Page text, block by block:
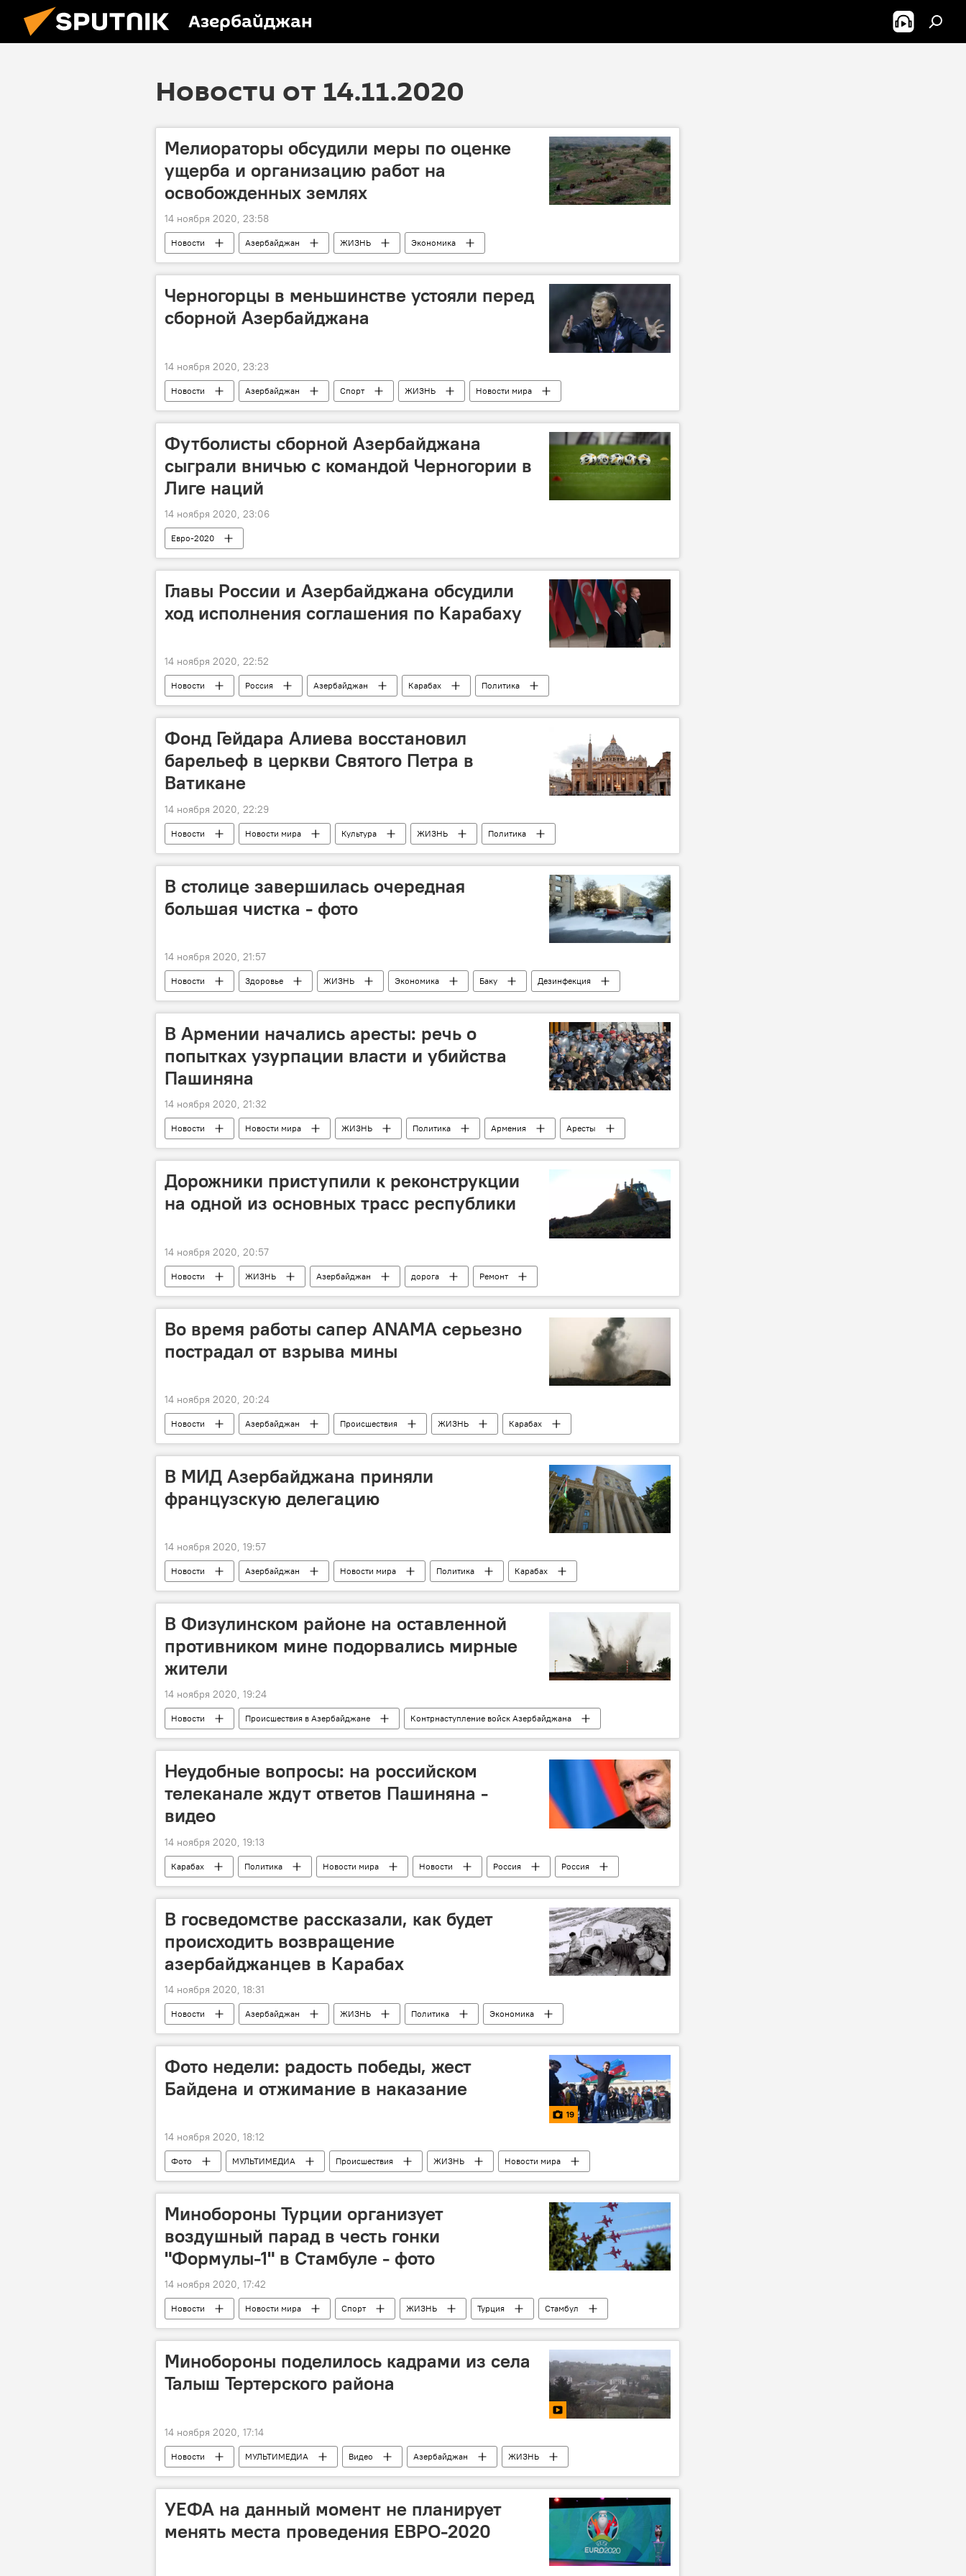
Азербайджан
Новости от 14.11.2020
Мелиораторы обсудили меры по оценке
ущерба и организацию работ на
освобожденных землях
14 ноября 2020, 23:58
Новости Азербайджан ЖИЗНЬ Экономика
Черногорцы в меньшинстве устояли перед
сборной Азербайджана
14 ноября 2020, 23:23
Новости Азербайджан Спорт ЖИЗНЬ
Новости мира
Сборная
футбол Черногория УЕФА Лига наций
Футболисты сборной Азербайджана
сыграли вничью с командой Черногории в
Лиге наций
14 ноября 2020, 23:06
Евро-2020
Главы России и Азербайджана обсудили
ход исполнения соглашения по Карабаху
14 ноября 2020, 22:52
Новости Россия Азербайджан Карабах
Политика
Ильхам Алиев
Владимир Путин
Фонд Гейдара Алиева восстановил
барельеф в церкви Святого Петра в
Ватикане
14 ноября 2020, 22:29
Новости Новости мира Культура ЖИЗНЬ
Политика
Азербайджан
Фонд Гейдара Алиева Ватикан
барельефы
В столице завершилась очередная
большая чистка - фото
14 ноября 2020, 21:57
Новости Здоровье ЖИЗНЬ Экономика Баку
Дезинфекция
Коронавирус
Исполнительная власть города Баку
В Армении начались аресты: речь о
попытках узурпации власти и убийства
Пашиняна
14 ноября 2020, 21:32
Новости Новости мира ЖИЗНЬ Политика Армения
Аресты
Никол Пашинян
Насильственный захват власти Покушение на убийство
Дорожники приступили к реконструкции
на одной из основных трасс республики
14 ноября 2020, 20:57
Новости ЖИЗНЬ Азербайджан дорога
Ремонт
реконструция
Во время работы сапер ANAMA серьезно
пострадал от взрыва мины
14 ноября 2020, 20:24
Новости Азербайджан Происшествия ЖИЗНЬ
Карабах
Национальное агентство по очистке от мин территорий АР (ANAMA)
Саперы
взрыв
В МИД Азербайджана приняли
французскую делегацию
14 ноября 2020, 19:57
Новости Азербайджан Новости мира Политика
Карабах
Министерство иностранных дел АР
Франция визит
В Физулинском районе на оставленной
противником мине подорвались мирные
жители
14 ноября 2020, 19:24
Новости Происшествия в Азербайджане
Контрнаступление войск Азербайджана
Азербайджан
Происшествия ЖИЗНЬ Карабах
Физулинский район
Неудобные вопросы: на российском
телеканале ждут ответов Пашиняна -
видео
14 ноября 2020, 19:13
Карабах Политика Новости мира Новости Россия
Россия
Телеканал
Никол Пашинян Вопросы
В госведомстве рассказали, как будет
происходить возвращение
азербайджанцев в Карабах
14 ноября 2020, 18:31
Новости Азербайджан ЖИЗНЬ Политика
Экономика
Карабах
Государственный комитет по делам беженцев и вынужденных переселенцев АР
Фото недели: радость победы, жест
Байдена и отжимание в наказание
19
14 ноября 2020, 18:12
Фото МУЛЬТИМЕДИА Происшествия ЖИЗНЬ
Новости мира
Новости
Минобороны Турции организует
воздушный парад в честь гонки
"Формулы-1" в Стамбуле - фото
14 ноября 2020, 17:42
Новости Новости мира Спорт ЖИЗНЬ Турция
Стамбул
авиашоу
Формула 1: сезон 2022
Минобороны поделилось кадрами из села
Талыш Тертерского района
14 ноября 2020, 17:14
Новости МУЛЬТИМЕДИА Видео Азербайджан
ЖИЗНЬ
Карабах
Министерство обороны АР Тертерский район Село
УЕФА на данный момент не планирует
менять места проведения ЕВРО-2020